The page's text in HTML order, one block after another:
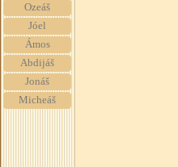
Ozeáš
Jóel
Ámos
Abdijáš
Jonáš
Micheáš